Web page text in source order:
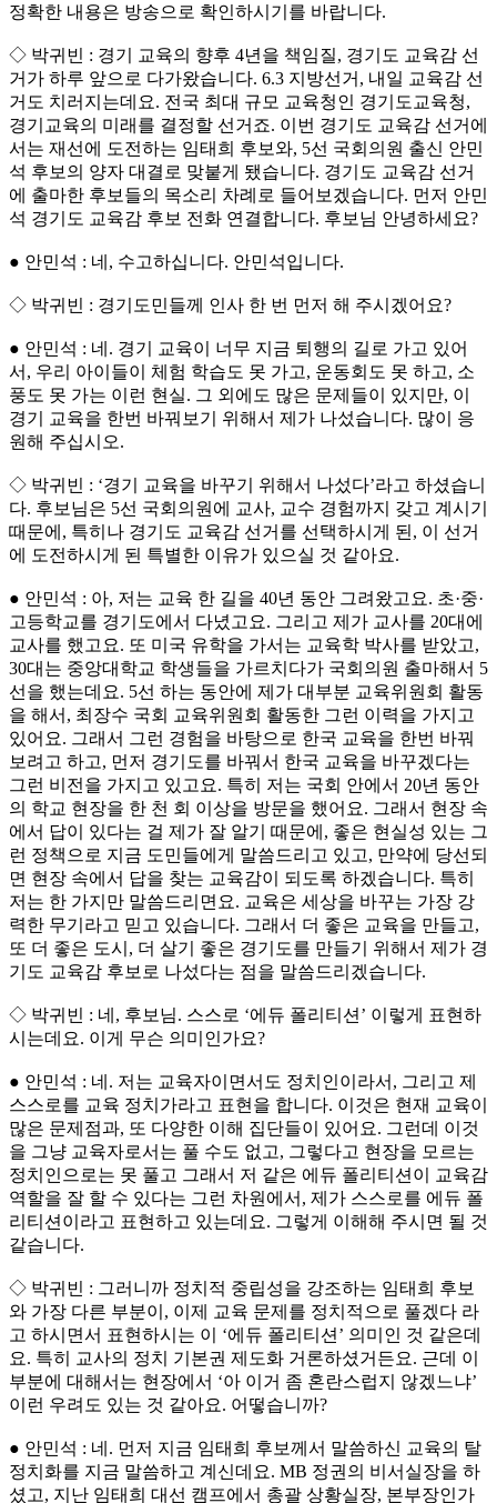
정확한 내용은 방송으로 확인하시기를 바랍니다.
◇ 박귀빈 : 경기 교육의 향후 4년을 책임질, 경기도 교육감 선
거가 하루 앞으로 다가왔습니다. 6.3 지방선거, 내일 교육감 선
거도 치러지는데요. 전국 최대 규모 교육청인 경기도교육청,
경기교육의 미래를 결정할 선거죠. 이번 경기도 교육감 선거에
서는 재선에 도전하는 임태희 후보와, 5선 국회의원 출신 안민
석 후보의 양자 대결로 맞붙게 됐습니다. 경기도 교육감 선거
에 출마한 후보들의 목소리 차례로 들어보겠습니다. 먼저 안민
석 경기도 교육감 후보 전화 연결합니다. 후보님 안녕하세요?
● 안민석 : 네, 수고하십니다. 안민석입니다.
◇ 박귀빈 : 경기도민들께 인사 한 번 먼저 해 주시겠어요?
● 안민석 : 네. 경기 교육이 너무 지금 퇴행의 길로 가고 있어
서, 우리 아이들이 체험 학습도 못 가고, 운동회도 못 하고, 소
풍도 못 가는 이런 현실. 그 외에도 많은 문제들이 있지만, 이
경기 교육을 한번 바꿔보기 위해서 제가 나섰습니다. 많이 응
원해 주십시오.
◇ 박귀빈 : ‘경기 교육을 바꾸기 위해서 나섰다’라고 하셨습니
다. 후보님은 5선 국회의원에 교사, 교수 경험까지 갖고 계시기
때문에, 특히나 경기도 교육감 선거를 선택하시게 된, 이 선거
에 도전하시게 된 특별한 이유가 있으실 것 같아요.
● 안민석 : 아, 저는 교육 한 길을 40년 동안 그려왔고요. 초·중·
고등학교를 경기도에서 다녔고요. 그리고 제가 교사를 20대에
교사를 했고요. 또 미국 유학을 가서는 교육학 박사를 받았고,
30대는 중앙대학교 학생들을 가르치다가 국회의원 출마해서 5
선을 했는데요. 5선 하는 동안에 제가 대부분 교육위원회 활동
을 해서, 최장수 국회 교육위원회 활동한 그런 이력을 가지고
있어요. 그래서 그런 경험을 바탕으로 한국 교육을 한번 바꿔
보려고 하고, 먼저 경기도를 바꿔서 한국 교육을 바꾸겠다는
그런 비전을 가지고 있고요. 특히 저는 국회 안에서 20년 동안
의 학교 현장을 한 천 회 이상을 방문을 했어요. 그래서 현장 속
에서 답이 있다는 걸 제가 잘 알기 때문에, 좋은 현실성 있는 그
런 정책으로 지금 도민들에게 말씀드리고 있고, 만약에 당선되
면 현장 속에서 답을 찾는 교육감이 되도록 하겠습니다. 특히
저는 한 가지만 말씀드리면요. 교육은 세상을 바꾸는 가장 강
력한 무기라고 믿고 있습니다. 그래서 더 좋은 교육을 만들고,
또 더 좋은 도시, 더 살기 좋은 경기도를 만들기 위해서 제가 경
기도 교육감 후보로 나섰다는 점을 말씀드리겠습니다.
◇ 박귀빈 : 네, 후보님. 스스로 ‘에듀 폴리티션’ 이렇게 표현하
시는데요. 이게 무슨 의미인가요?
● 안민석 : 네. 저는 교육자이면서도 정치인이라서, 그리고 제
스스로를 교육 정치가라고 표현을 합니다. 이것은 현재 교육이
많은 문제점과, 또 다양한 이해 집단들이 있어요. 그런데 이것
을 그냥 교육자로서는 풀 수도 없고, 그렇다고 현장을 모르는
정치인으로는 못 풀고 그래서 저 같은 에듀 폴리티션이 교육감
역할을 잘 할 수 있다는 그런 차원에서, 제가 스스로를 에듀 폴
리티션이라고 표현하고 있는데요. 그렇게 이해해 주시면 될 것
같습니다.
◇ 박귀빈 : 그러니까 정치적 중립성을 강조하는 임태희 후보
와 가장 다른 부분이, 이제 교육 문제를 정치적으로 풀겠다 라
고 하시면서 표현하시는 이 ‘에듀 폴리티션’ 의미인 것 같은데
요. 특히 교사의 정치 기본권 제도화 거론하셨거든요. 근데 이
부분에 대해서는 현장에서 ‘아 이거 좀 혼란스럽지 않겠느냐’
이런 우려도 있는 것 같아요. 어떻습니까?
● 안민석 : 네. 먼저 지금 임태희 후보께서 말씀하신 교육의 탈
정치화를 지금 말씀하고 계신데요. MB 정권의 비서실장을 하
셨고, 지난 임태희 대선 캠프에서 총괄 상황실장, 본부장인가